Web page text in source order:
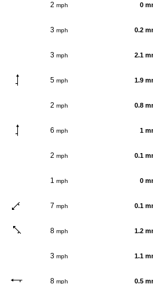
2 mph 0
3 mph 0.2
3 mph 2.1
5 mph 1.9
2 mph 0.8
6 mph 1
2 mph 0.1
1 mph 0
7 mph 0.1
8 mph 1.2
3 mph 1.1
8 mph 0.5